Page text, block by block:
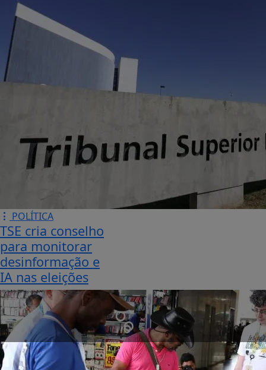
POLÍTICA
TSE cria conselho
para monitorar
desinformação e
IA nas eleições